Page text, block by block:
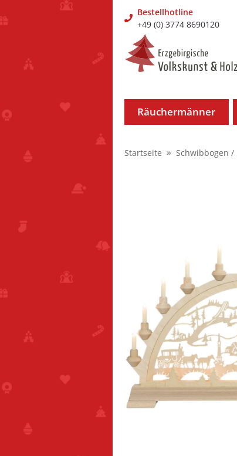
Bestellhotline
+49 (0) 3774 8690120
Räuchermänner
Startseite Schwibbogen